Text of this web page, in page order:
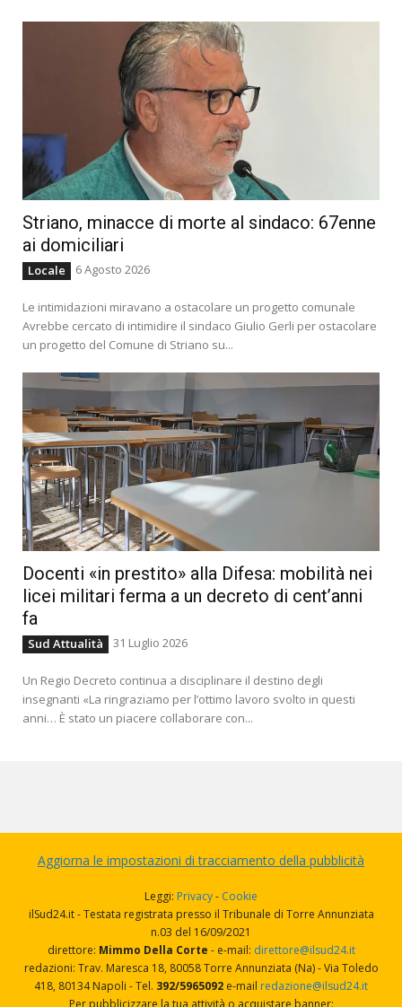
Striano, minacce di morte al sindaco: 67enne
ai domiciliari
Locale 6 Agosto 2026
Le intimidazioni miravano a ostacolare un progetto comunale
Avrebbe cercato di intimidire il sindaco Giulio Gerli per ostacolare
un progetto del Comune di Striano su...
Docenti «in prestito» alla Difesa: mobilità nei
licei militari ferma a un decreto di cent’anni
fa
Sud Attualità 31 Luglio 2026
Un Regio Decreto continua a disciplinare il destino degli
insegnanti «La ringraziamo per l’ottimo lavoro svolto in questi
anni… È stato un piacere collaborare con...
Aggiorna le impostazioni di tracciamento della pubblicità
Leggi: Privacy- Cookie
ilSud24.it - Testata registrata presso il Tribunale di Torre Annunziata
n.03 del 16/09/2021
direttore: Mimmo Della Corte - e-mail: direttore@ilsud24.it
redazioni: Trav. Maresca 18, 80058 Torre Annunziata (Na) - Via Toledo
418, 80134 Napoli - Tel. 392/5965092 e-mail redazione@ilsud24.it
Per pubblicizzare la tua attività o acquistare banner: